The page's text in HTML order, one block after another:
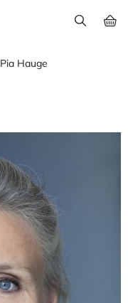
Pia Hauge